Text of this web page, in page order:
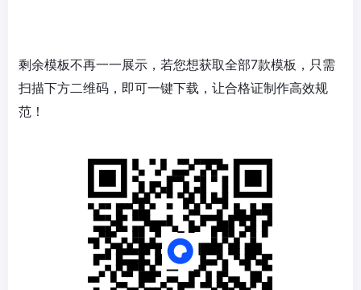
剩余模板不再一一展示，若您想获取全部7款模板，只需
扫描下方二维码，即可一键下载，让合格证制作高效规
范！